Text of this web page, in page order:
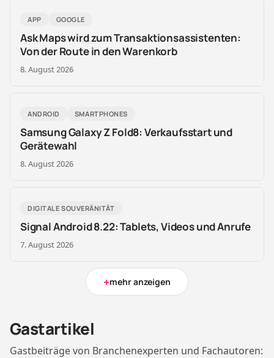
APP GOOGLE
Ask Maps wird zum Transaktionsassistenten:
Von der Route in den Warenkorb
8. August 2026
ANDROID SMARTPHONES
Samsung Galaxy Z Fold8: Verkaufsstart und
Gerätewahl
8. August 2026
DIGITALE SOUVERÄNITÄT
Signal Android 8.22: Tablets, Videos und Anrufe
7. August 2026
+mehr anzeigen
Gastartikel
Gastbeiträge von Branchenexperten und Fachautoren: